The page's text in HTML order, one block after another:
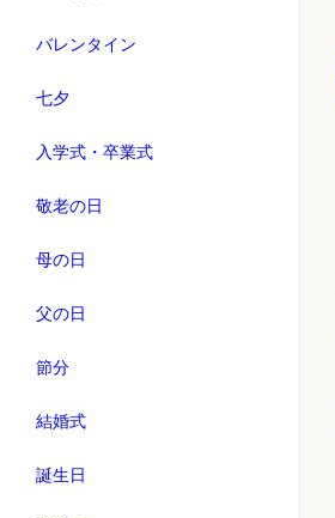
バレンタイン
七夕
入学式・卒業式
敬老の日
母の日
父の日
節分
結婚式
誕生日